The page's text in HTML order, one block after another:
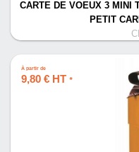
CARTE DE VOEUX 3 MINI
PETIT
À partir de
9,80 € HT *